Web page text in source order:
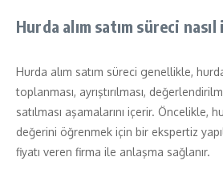
Hurda alım satım süreci nasıl
Hurda alım satım süreci genellikle,
toplanması, ayrıştırılması,
satılması aşamalarını içerir. Öncelikle,
değerini öğrenmek için bir ekspertiz
fiyatı veren firma ile anlaşma sağlanır.